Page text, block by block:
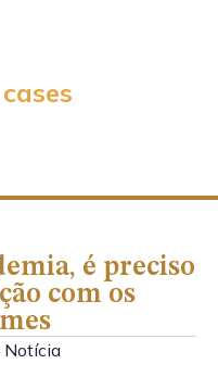
é preciso
com os
Notícia